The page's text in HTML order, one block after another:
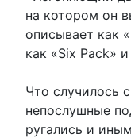
на котором он
описывает как
как «Six Pack»
Что случилось
непослушные
ругались и